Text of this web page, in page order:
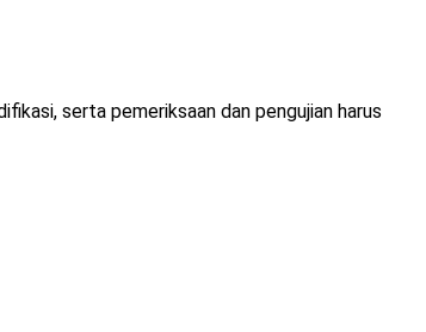
serta pemeriksaan dan pengujian harus